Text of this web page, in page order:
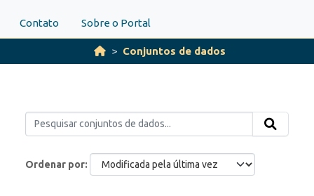
Contato Sobre o Portal
Conjuntos de dados
Ordenar por